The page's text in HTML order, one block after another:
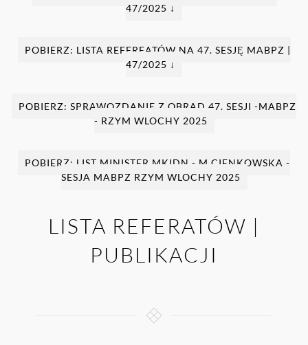
47/2025 ↓
POBIERZ: LISTA REFEREATÓW NA 47. SESJĘ MABPZ |
47/2025 ↓
POBIERZ: SPRAWOZDANIE Z OBRAD 47. SESJI -MABPZ
- RZYM WLOCHY 2025
POBIERZ: LIST MINISTER MKIDN - M.CIENKOWSKA -
SESJA MABPZ RZYM WLOCHY 2025
LISTA REFERATÓW |
PUBLIKACJI